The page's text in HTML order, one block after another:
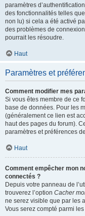
paramètres
des fonctionnalités telles
non lu) si cela a été activé
des problèmes de
pourrait les résoudre.
Haut
Paramètres et
Comment modifier mes
Si vous êtes membre de ce
base de données. Pour les
(généralement ce lien est
haut des pages du forum).
paramètres et préférences
Haut
Comment empêcher mon
connectés ?
Depuis votre panneau de
trouverez l’option Cacher
ne serez visible que par les
Vous serez compté parmi